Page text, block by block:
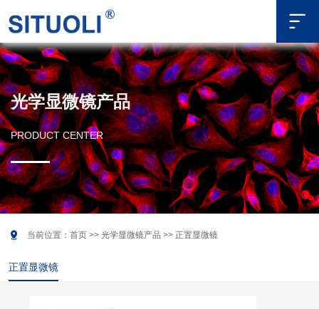

光学显微镜产品
PRODUCT CENTER
正置显微镜
 当前位置： 首页 >> 光学显微镜产品 >> 正置显微镜